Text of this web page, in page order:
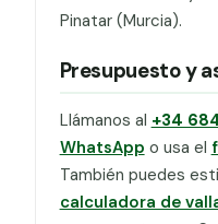
Pinatar (Murcia).
Presupuesto y
Llámanos al +34
WhatsApp o usa el
También puedes
calculadora de